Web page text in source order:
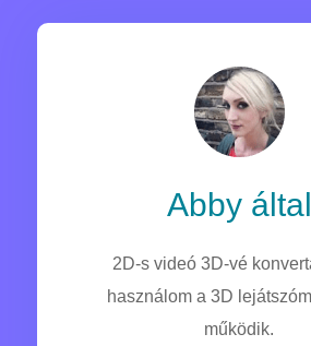
Abby által
2D-s videó 3D-vé
használom a 3D
működik.